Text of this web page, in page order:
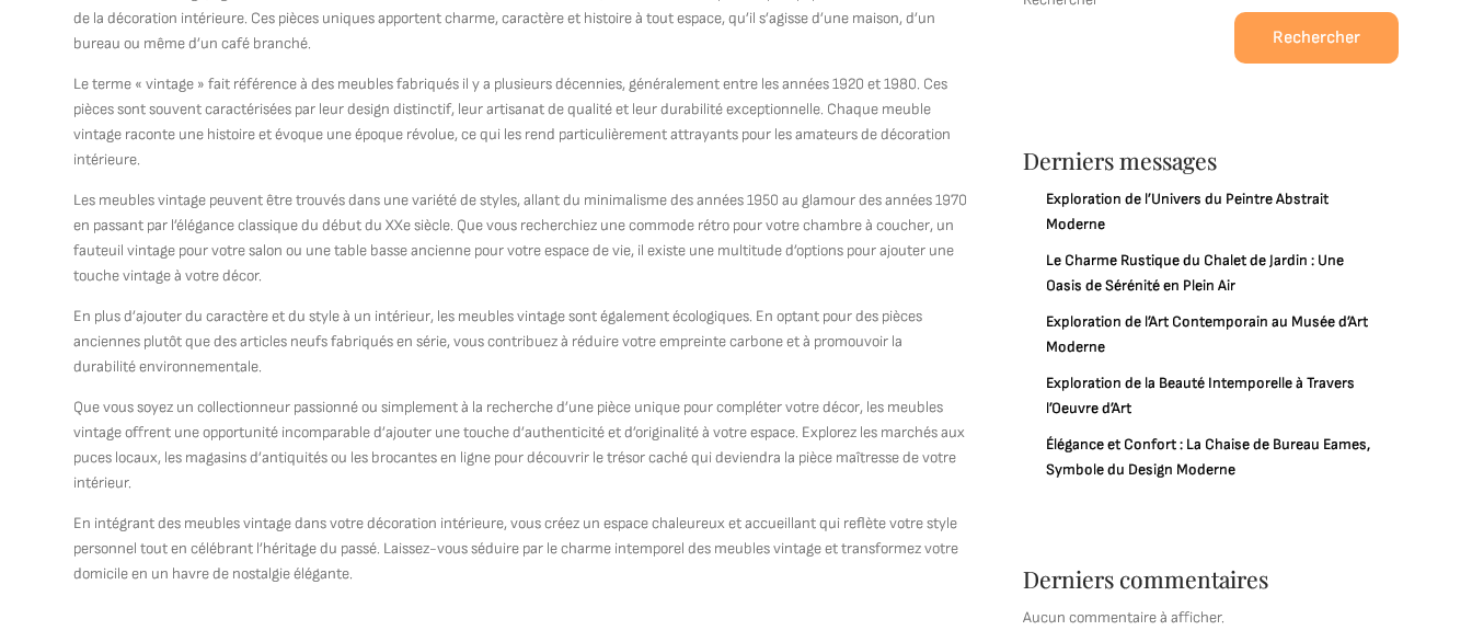
de la décoration intérieure. Ces pièces uniques apportent charme, caractère et histoire à tout espace, qu’il s’agisse d’une maison, d’un
bureau ou même d’un café branché.
Le terme « vintage » fait référence à des meubles fabriqués il y a plusieurs décennies, généralement entre les années 1920 et 1980. Ces
pièces sont souvent caractérisées par leur design distinctif, leur artisanat de qualité et leur durabilité exceptionnelle. Chaque meuble
vintage raconte une histoire et évoque une époque révolue, ce qui les rend particulièrement attrayants pour les amateurs de décoration
intérieure.
Les meubles vintage peuvent être trouvés dans une variété de styles, allant du minimalisme des années 1950 au glamour des années 1970
en passant par l’élégance classique du début du XXe siècle. Que vous recherchiez une commode rétro pour votre chambre à coucher, un
fauteuil vintage pour votre salon ou une table basse ancienne pour votre espace de vie, il existe une multitude d’options pour ajouter une
touche vintage à votre décor.
En plus d’ajouter du caractère et du style à un intérieur, les meubles vintage sont également écologiques. En optant pour des pièces
anciennes plutôt que des articles neufs fabriqués en série, vous contribuez à réduire votre empreinte carbone et à promouvoir la
durabilité environnementale.
Que vous soyez un collectionneur passionné ou simplement à la recherche d’une pièce unique pour compléter votre décor, les meubles
vintage offrent une opportunité incomparable d’ajouter une touche d’authenticité et d’originalité à votre espace. Explorez les marchés aux
puces locaux, les magasins d’antiquités ou les brocantes en ligne pour découvrir le trésor caché qui deviendra la pièce maîtresse de votre
intérieur.
En intégrant des meubles vintage dans votre décoration intérieure, vous créez un espace chaleureux et accueillant qui reflète votre style
personnel tout en célébrant l’héritage du passé. Laissez-vous séduire par le charme intemporel des meubles vintage et transformez votre
domicile en un havre de nostalgie élégante.
Rechercher
Derniers messages
Exploration de l’Univers du Peintre Abstrait
Moderne
Le Charme Rustique du Chalet de Jardin : Une
Oasis de Sérénité en Plein Air
Exploration de l’Art Contemporain au Musée d’Art
Moderne
Exploration de la Beauté Intemporelle à Travers
l’Oeuvre d’Art
Élégance et Confort : La Chaise de Bureau Eames,
Symbole du Design Moderne
Derniers commentaires
Aucun commentaire à afficher.